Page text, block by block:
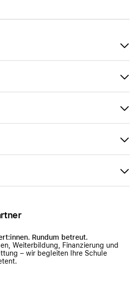
Rundum betreut.
Weiterbildung, Finanzierung und
– wir begleiten Ihre Schule